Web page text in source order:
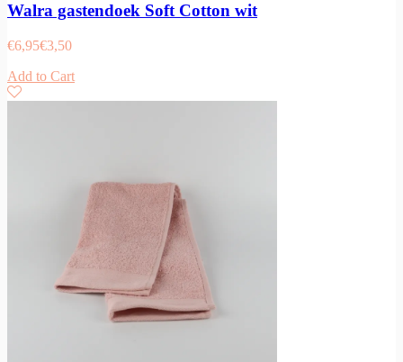
Walra gastendoek Soft Cotton wit
€6,95€3,50
Add to Cart